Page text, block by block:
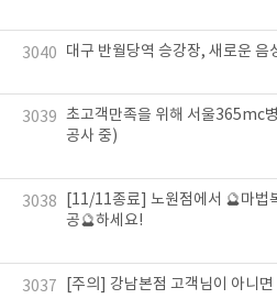
3040 대구 반월당역 승강장, 새로운 음
3039 초고객만족을 위해 서울365mc
공사 중)
3038
[11/11종료] 노원점에서 🔮마법
공🔮하세요!
3037 [주의] 강남본점 고객님이 아니